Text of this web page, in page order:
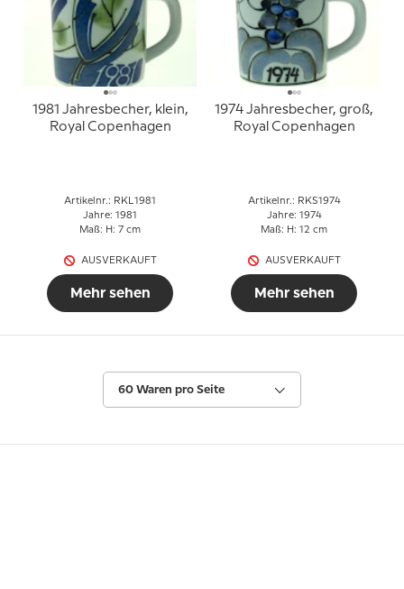
1981 Jahresbecher, klein,
Royal Copenhagen
Artikelnr.: RKL1981
Jahre: 1981
Maß: H: 7 cm
AUSVERKAUFT
Mehr sehen
1974 Jahresbecher, groß,
Royal Copenhagen
Artikelnr.: RKS1974
Jahre: 1974
Maß: H: 12 cm
AUSVERKAUFT
Mehr sehen
60 Waren pro Seite